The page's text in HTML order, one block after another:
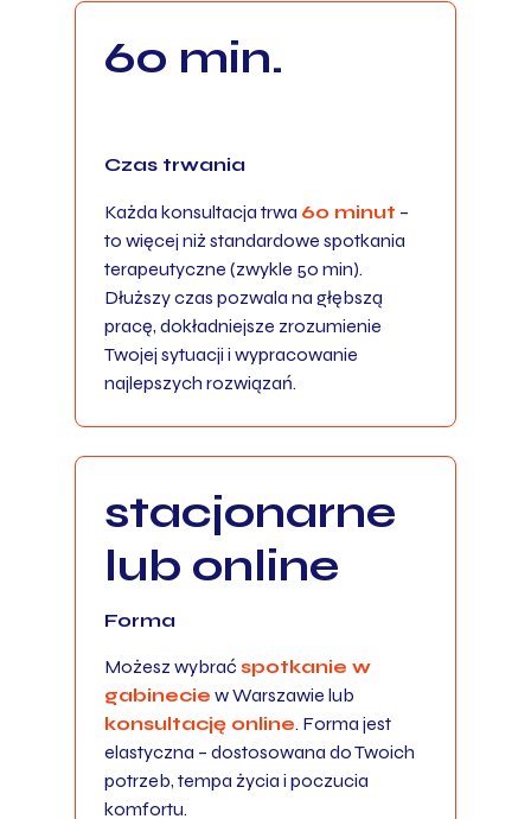
60 min.
Każda konsultacja trwa 60 minut –
to więcej niż standardowe spotkania
terapeutyczne (zwykle 50 min).
Dłuższy czas pozwala na głębszą
pracę, dokładniejsze zrozumienie
Twojej sytuacji i wypracowanie
najlepszych rozwiązań.
Czas trwania
stacjonarne
lub online
Możesz wybrać spotkanie w
gabinecie w Warszawie lub
konsultację online. Forma jest
elastyczna – dostosowana do Twoich
potrzeb, tempa życia i poczucia
komfortu.
Forma